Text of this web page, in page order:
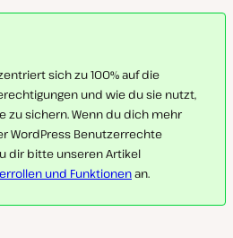
sich zu 100% auf die
und wie du sie nutzt,
zu sichern. Wenn du dich mehr
WordPress Benutzerrechte
dir bitte unseren Artikel
und Funktionenan.